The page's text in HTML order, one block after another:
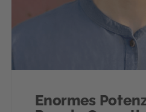
Enormes